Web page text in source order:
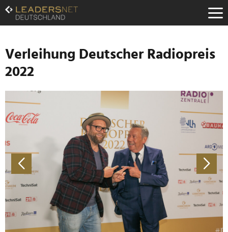
Zum
Inhalt
Zur
Navigation
Zur
Hauptnavigation
Verleihung Deutscher Radiopreis
2022